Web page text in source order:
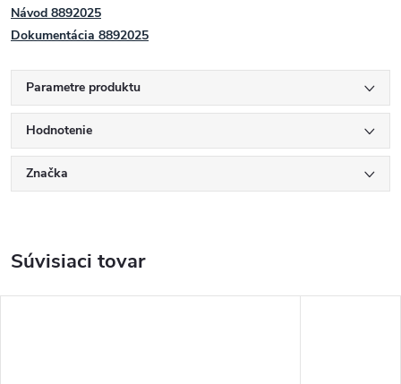
Návod 8892025
Dokumentácia 8892025
Parametre produktu
Hodnotenie
Značka
Súvisiaci tovar